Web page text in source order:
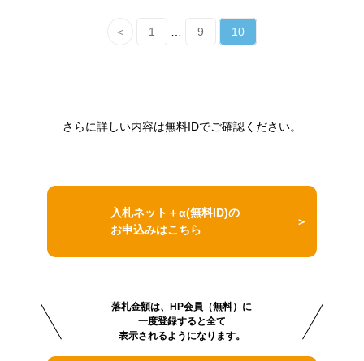
＜ 1 9 10
さらに詳しい内容は無料IDでご確認ください。
入札ネット＋α(無料ID)の
お申込みはこちら
落札金額は、HP会員（無料）に
一度登録すると全て
表示されるようになります。